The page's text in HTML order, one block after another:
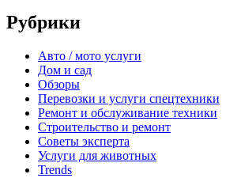
Рубрики
Авто / мото услуги
Дом и сад
Обзоры
Перевозки и услуги спецтехники
Ремонт и обслуживание техники
Строительство и ремонт
Советы эксперта
Услуги для животных
Trends